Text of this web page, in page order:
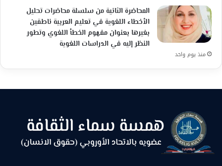
المحاضرة الثانية من سلسلة محاضرات تحليل
الأخطاء اللغوية في تعليم العربية ناطقين
بغيرها بعنوان مفهوم الخطأ اللغوي وتطور
النظر إليه في الدراسات اللغوية
منذ يوم واحد